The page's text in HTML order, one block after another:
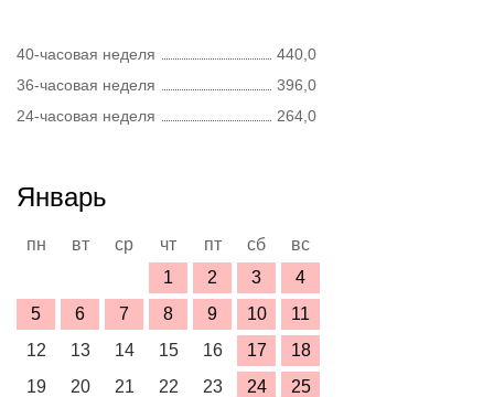
40-часовая неделя
440,0
36-часовая неделя
396,0
24-часовая неделя
264,0
Январь
пн вт ср чт пт сб
вс
1
2 3
4
5
6 7 8 9 10
11
12
13 14 15 16 17
18
19
20 21 22 23 24
25